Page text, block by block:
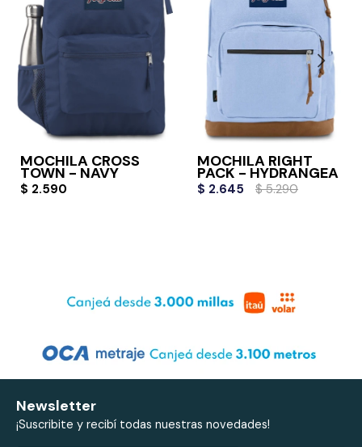
MOCHILA CROSS
TOWN - NAVY
$ 2.590
MOCHILA RIGHT
PACK - HYDRANGEA
$ 2.645 $ 5.290
Newsletter
¡Suscribite y recibí todas nuestras novedades!